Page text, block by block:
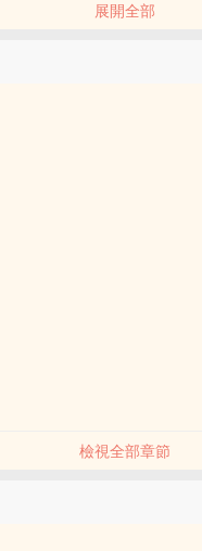
嗎？”"
展開全部
檢視全部章節